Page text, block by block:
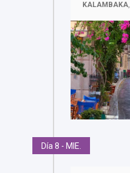
KALAMBAKA,
Día 8 - MIE.